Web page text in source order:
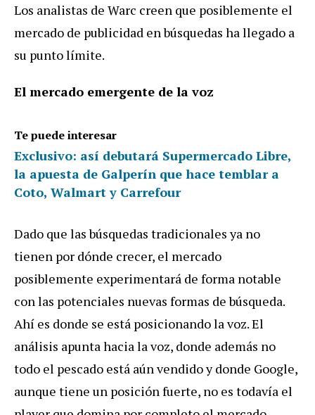
Los analistas de Warc creen que posiblemente el
mercado de publicidad en búsquedas ha llegado a
su punto límite.
El mercado emergente de la voz
Te puede interesar
Exclusivo: así debutará Supermercado Libre,
la apuesta de Galperín que hace temblar a
Coto, Walmart y Carrefour
Dado que las búsquedas tradicionales ya no
tienen por dónde crecer, el mercado
posiblemente experimentará de forma notable
con las potenciales nuevas formas de búsqueda.
Ahí es donde se está posicionando la voz. El
análisis apunta hacia la voz, donde además no
todo el pescado está aún vendido y donde Google,
aunque tiene un posición fuerte, no es todavía el